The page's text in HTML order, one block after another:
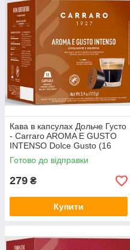
Кава в капсулах Дольче Густо
- Carraro AROMA E GUSTO
INTENSO Dolce Gusto (16
капсул = 16 порцій)
Готово до відправки
279 ₴
Купити